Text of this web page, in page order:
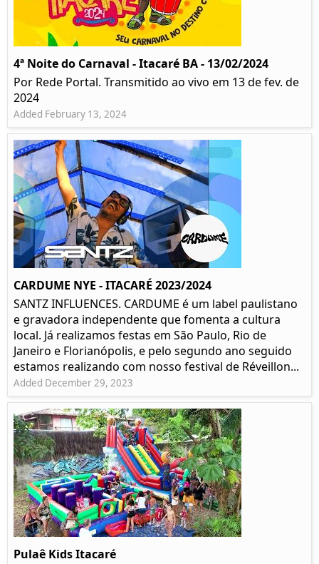
4ª Noite do Carnaval - Itacaré BA - 13/02/2024
Por Rede Portal. Transmitido ao vivo em 13 de fev. de
2024
Added February 13, 2024
CARDUME NYE - ITACARÉ 2023/2024
SANTZ INFLUENCES. CARDUME é um label paulistano
e gravadora independente que fomenta a cultura
local. Já realizamos festas em São Paulo, Rio de
Janeiro e Florianópolis, e pelo segundo ano seguido
estamos realizando com nosso festival de Réveillon...
Added December 29, 2023
Pulaê Kids Itacaré